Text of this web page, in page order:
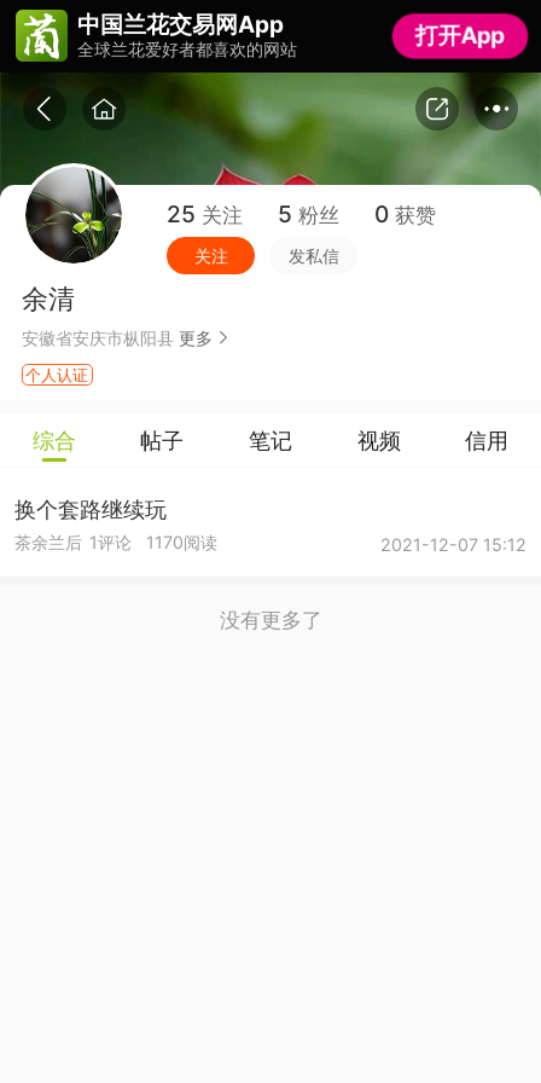
中国兰花交易网App
全球兰花爱好者都喜欢的网站
打开App
中国兰花交易网App
全球兰花爱好者都喜欢的网站
打开App
25 关注 5 粉丝 0获赞
关注 发私信
余清
安徽省安庆市枞阳县 更多
个人认证
综合 帖子 笔记 视频 信用
换个套路继续玩
茶余兰后 2021-12-07 15:12
1评论 1170阅读
没有更多了